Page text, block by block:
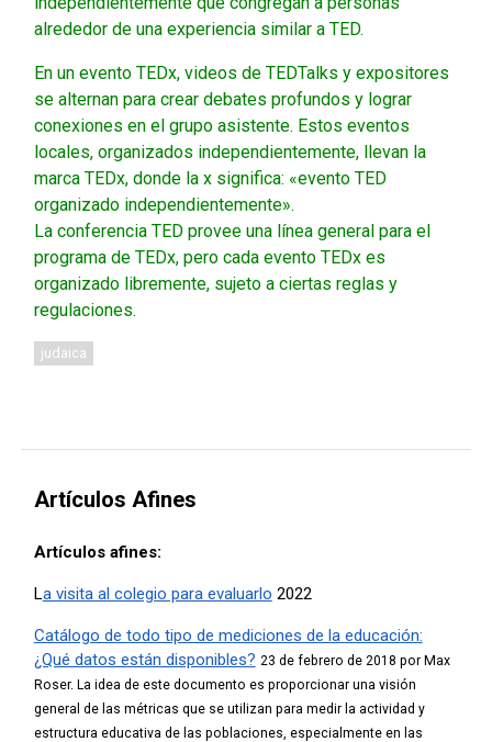
alrededor de una experiencia similar a TED.
En un evento TEDx, videos de TEDTalks y expositores
se alternan para crear debates profundos y lograr
conexiones en el grupo asistente. Estos eventos
locales, organizados independientemente, llevan la
marca TEDx, donde la x significa: «evento TED
organizado independientemente».
La conferencia TED provee una línea general para el
programa de TEDx, pero cada evento TEDx es
organizado libremente, sujeto a ciertas reglas y
regulaciones.
judaica
Artículos Afines
Artículos afines:
La visita al colegio para evaluarlo 2022
Catálogo de todo tipo de mediciones de la educación:
¿Qué datos están disponibles? 23 de febrero de 2018 por Max
Roser. La idea de este documento es proporcionar una visión
general de las métricas que se utilizan para medir la actividad y
estructura educativa de las poblaciones, especialmente en las